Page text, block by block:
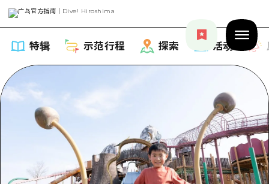
特辑 示范行程 探索 活动
特辑
列表
示范行程